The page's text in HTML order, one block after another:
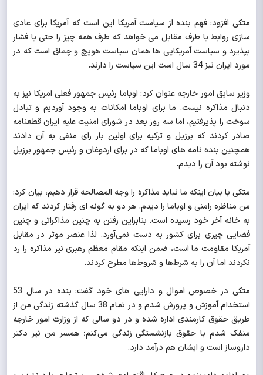
متکی افزود: فهم بنده از سیاست آمریکا این است که آمریکا برای عادی
سازی روابط با طرف مقابل می خواهد که طرف همه چیز را حتی با فشار
بپذیرد و سیاست آمریکایی ها همان سیاست هویچ و چماق است که در
مورد ایران نیز 34 سال است این سیاست را دارند.
وزیر سابق امور خارجه عنوان کرد: اوباما رئیس جمهور فعلی امریکا نیز به
دنبال مذاکره نیست. ما برای اوباما امکانات به وجود آوردیم و تبادل
سوخت را پذیرفتیم، اما سه روز بعد در شورای امنیت علیه ایران قطعنامه
صادر کردند که برزیل و ترکیه برای اولین بار رای منفی به آن دادند
همچنین بنده نامه های اوباما که در برای اردوغان و رئیس جمهور برزیل
نوشته بود آن را دیدم.
متکی با بیان اینکه ما نباید مذاکره را وجه المصالحه قرار دهیم، بیان کرد:
من مناظره رامنی و اوباما را دیدم. هر دو به گونه ای رفتار کردند که ایران
به خانه آخر خود رسیده است. بنابراین رفتن به چنین مذاکراتی و چنین
فضایی چیزی برای کشور به دست نمی‌آورد. لذا عنصر موثر در مقابل
آمریکا مقاومت ما است، ضمن اینکه مقام معظم رهبری نیز مذاکره را رد
نکردند اما آن را به شرط‌ها و شروط‌ها مطرح کردند.
متکی در خصوص اموال و دارایی های خود گفت: بنده در سال 53
استخدام آموزش و پرورش شدم و در تمام 38 سال گذشته زندگی من از
طریق حقوق کارمندی اداره شده و در دو سالی که از وزارت امور خارجه
منفک شدم با حقوق بازنشستگی زندگی می‌کنم؛‌ همسر من نیز دکتر
داروساز است و ایشان هم درآمد دارد.